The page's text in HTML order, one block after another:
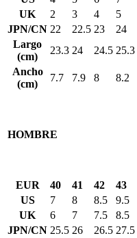
UK
2 3 4 5
JPN/CN 22 22.5 23 24
Largo
(cm)
23.3 24 24.5 25.3
Ancho
(cm)
7.7 7.9 8 8.2
HOMBRE
EUR 40 41 42 43
US
7 8 8.5 9.5
UK
6 7 7.5 8.5
JPN/CN 25.5 26 26.5 27.5